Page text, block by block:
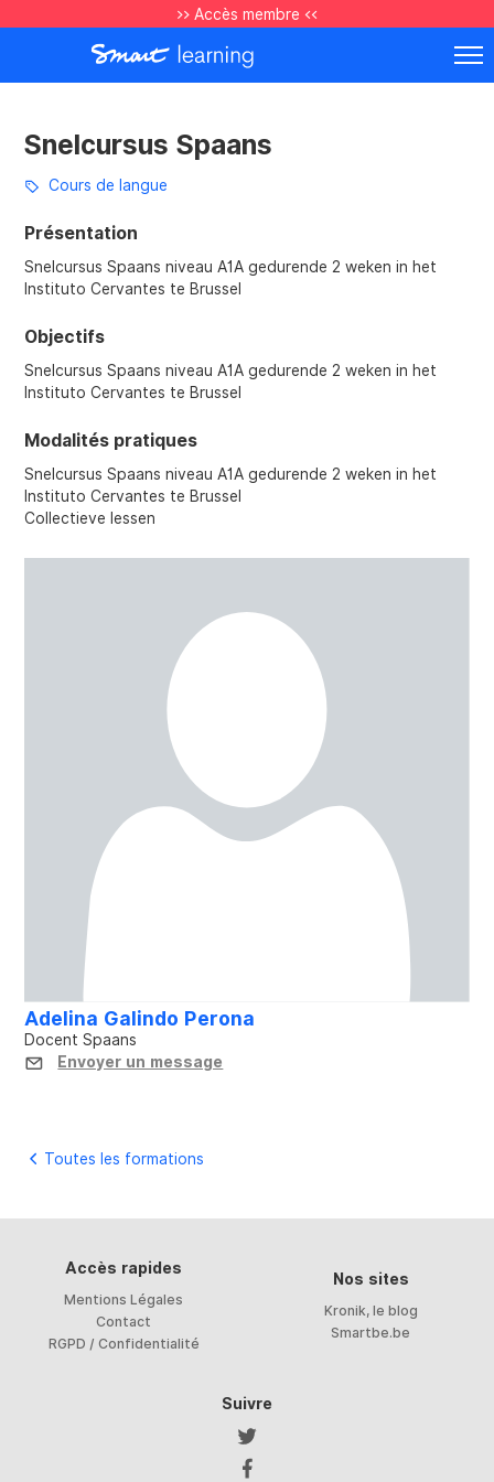
>> Accès membre <<
Snelcursus Spaans
Cours de langue
Présentation
Snelcursus Spaans niveau A1A gedurende 2 weken in het
Instituto Cervantes te Brussel
Objectifs
Snelcursus Spaans niveau A1A gedurende 2 weken in het
Instituto Cervantes te Brussel
Modalités pratiques
Snelcursus Spaans niveau A1A gedurende 2 weken in het
Instituto Cervantes te Brussel
Collectieve lessen
Adelina Galindo Perona
Docent Spaans
Envoyer un message
Toutes les formations
Accès rapides
Mentions Légales
Contact
RGPD / Confidentialité
Nos sites
Kronik, le blog
Smartbe.be
Suivre